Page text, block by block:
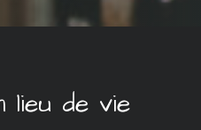
lieu de vie